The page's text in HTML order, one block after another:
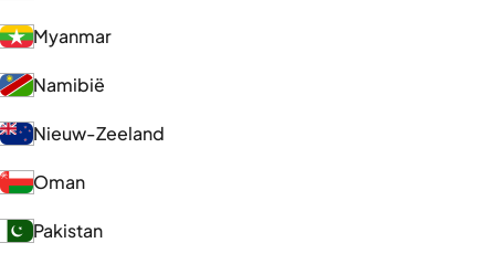
Myanmar
Namibië
Nieuw-Zeeland
Oman
Pakistan